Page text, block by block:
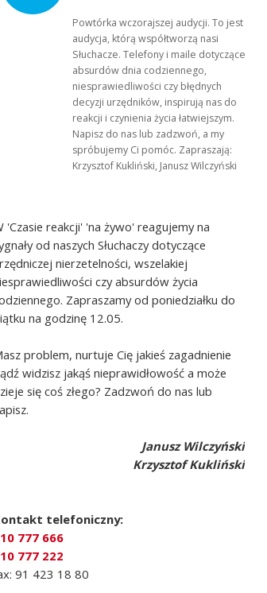
Powtórka wczorajszej audycji. To jest
audycja, którą współtworzą nasi
Słuchacze. Telefony i maile dotyczące
absurdów dnia codziennego,
niesprawiedliwości czy błędnych
decyzji urzędników, inspirują nas do
reakcji i czynienia życia łatwiejszym.
Napisz do nas lub zadzwoń, a my
spróbujemy Ci pomóc. Zapraszają:
Krzysztof Kukliński, Janusz Wilczyński
'Czasie reakcji' 'na żywo' reagujemy na
od naszych Słuchaczy dotyczące
nierzetelności, wszelakiej
czy absurdów życia
Zapraszamy od poniedziałku do
na godzinę 12.05.
problem, nurtuje Cię jakieś zagadnienie
widzisz jakąś nieprawidłowość a może
się coś złego? Zadzwoń do nas lub
Janusz Wilczyński
Krzysztof Kukliński
telefoniczny:
777 666
777 222
91 423 18 80